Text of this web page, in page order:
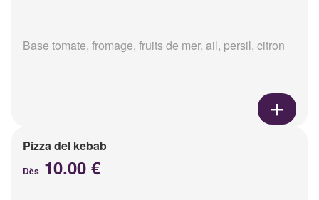
Base tomate, fromage, fruits de mer, ail, persil, citron
Pizza del kebab
Dès 10.00 €